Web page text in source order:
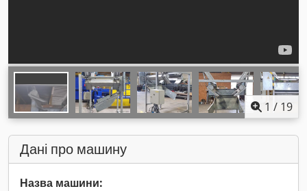
1 / 19
Дані про машину
Назва машини: